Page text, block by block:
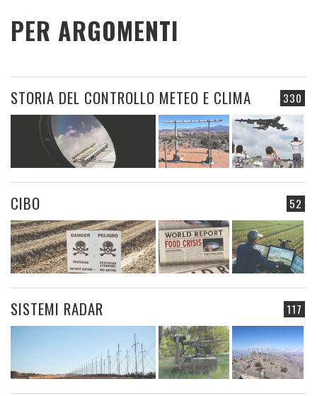
PER ARGOMENTI
330
STORIA DEL CONTROLLO METEO E CLIMA
52
CIBO
117
SISTEMI RADAR